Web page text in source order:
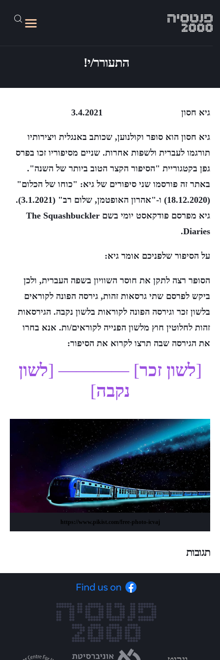
התעורר/י!
על האתר
פנטסיה 2100
קישורים
גיא חסון 3.4.2021
גיא חסון הוא סופר וקולנוען, שכותב באנגלית ויצירותיו
תורגמו לעברית ולשפות אחרות. שניים מסיפוריו זכו בפרס
גפן בקטגוריית "הסיפור הקצר הטוב ביותר של השנה".
באתר זה פורסמו שני סיפורים של גיא: "כוחו של הכלום"
(18.12.2020) ו-"אהרון האופטמן, שלום רב" (3.1.2021).
גיא מפרסם פודקאסט יומי בשם The Squashbuckler
Diaries.
על הסיפור שלפניכם אומר גיא:
הסופר רצה לתקן את חוסר השוויון בשפה העברית, ולכן
ביקש לפרסם שתי גרסאות זהות, גירסה הפונה לקוראים
בלשון זכר וגירסה הפונה לקוראות בלשון נקבה. הגירסאות
זהות לחלוטין חוץ מלשון הפנייה לקוראים/ות. אנא בחרו
את הגירסה שבה תרצו לקרוא את הסיפור:
[לשון זכר] ————
[לשון
נקבה]
https://www.pikist.com/free-photo-icvaj
תגובות